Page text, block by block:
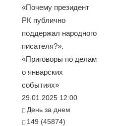
«Почему президент
РК публично
поддержал народного
писателя?».
«Приговоры по делам
о январских
событиях»
29.01.2025 12:00
День за днем
149 (45874)